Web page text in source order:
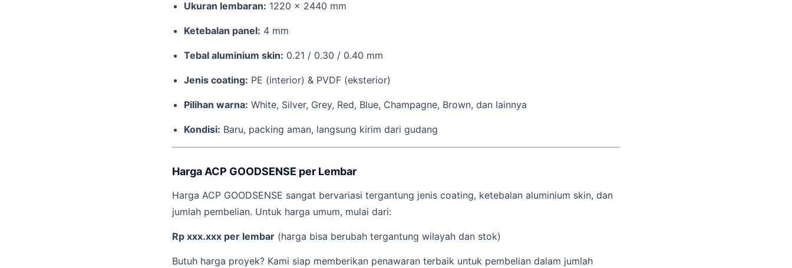
Ukuran lembaran: 1220 x 2440 mm
Ketebalan panel: 4 mm
Tebal aluminium skin: 0.21 / 0.30 / 0.40 mm
Jenis coating: PE (interior) & PVDF (eksterior)
Pilihan warna: White, Silver, Grey, Red, Blue, Champagne, Brown, dan lainnya
Kondisi: Baru, packing aman, langsung kirim dari gudang
Harga ACP GOODSENSE per Lembar
Harga ACP GOODSENSE sangat bervariasi tergantung jenis coating, ketebalan aluminium skin, dan
jumlah pembelian. Untuk harga umum, mulai dari:
Rp xxx.xxx per lembar (harga bisa berubah tergantung wilayah dan stok)
Butuh harga proyek? Kami siap memberikan penawaran terbaik untuk pembelian dalam jumlah